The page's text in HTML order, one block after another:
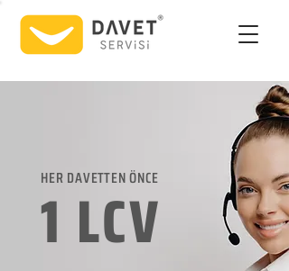
HER DAVETTEN ÖNCE
1 LCV